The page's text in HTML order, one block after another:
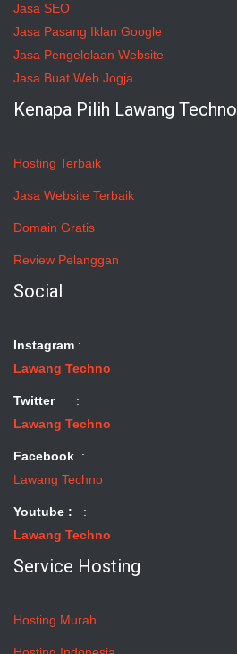
Jasa SEO
Jasa Pasang Iklan Google
Jasa Pengelolaan Website
Jasa Buat Web Jogja
Kenapa Pilih Lawang Techno
Hosting Terbaik
Jasa Website Terbaik
Domain Gratis
Review Pelanggan
Social
Instagram :
Lawang Techno
Twitter:
Lawang Techno
Facebook :
Lawang Techno
Youtube :
:
Lawang Techno
Service Hosting
Hosting Murah